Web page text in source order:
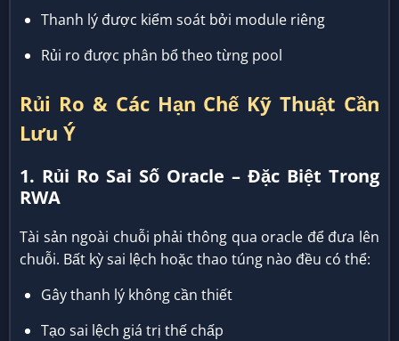
Thanh lý được kiểm soát bởi module riêng
Rủi ro được phân bổ theo từng pool
Rủi Ro & Các Hạn Chế Kỹ Thuật Cần
Lưu Ý
1. Rủi Ro Sai Số Oracle – Đặc Biệt Trong
RWA
Tài sản ngoài chuỗi phải thông qua oracle để đưa lên
chuỗi. Bất kỳ sai lệch hoặc thao túng nào đều có thể:
Gây thanh lý không cần thiết
Tạo sai lệch giá trị thế chấp